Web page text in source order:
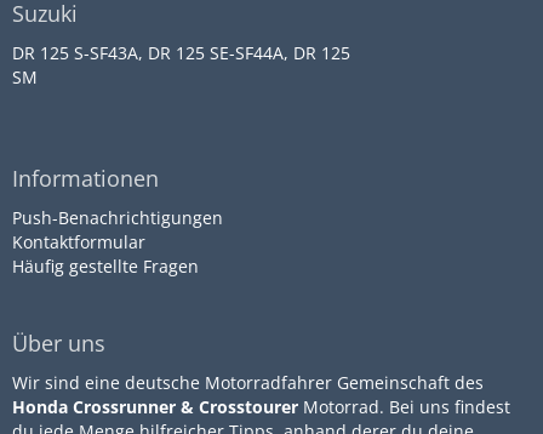
Suzuki
DR 125 S-SF43A, DR 125 SE-SF44A, DR 125
SM
Informationen
Push-Benachrichtigungen
Kontaktformular
Häufig gestellte Fragen
Über uns
Wir sind eine deutsche Motorradfahrer Gemeinschaft des
Honda Crossrunner & Crosstourer Motorrad. Bei uns findest